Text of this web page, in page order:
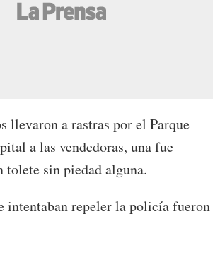
llevaron a rastras por el Parque
a las vendedoras, una fue
tolete sin piedad alguna.
intentaban repeler la policía fueron